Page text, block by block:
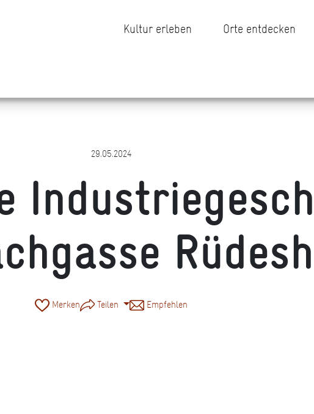
Kultur erleben Orte entdecken
29.05.2024
Merken Teilen Empfehlen